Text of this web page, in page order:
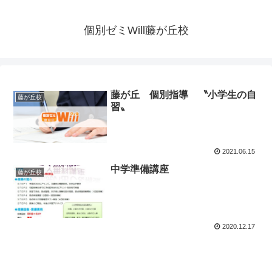
個別ゼミWill藤が丘校
藤が丘校
藤が丘 個別指導 〝小学生の自
習〟
2021.06.15
藤が丘校 中学準備講座
2020.12.17